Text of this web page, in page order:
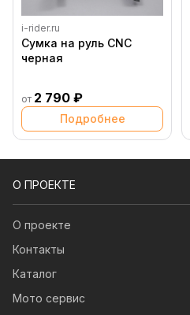
i-rider.ru
Сумка на руль CNC
черная
от 2 790 ₽
Подробнее
О ПРОЕКТЕ
О проекте
Контакты
Каталог
Мото сервис